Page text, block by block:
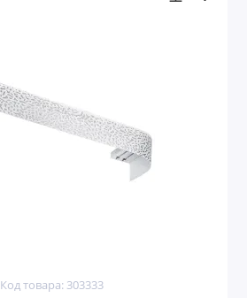
Код товара: 303333